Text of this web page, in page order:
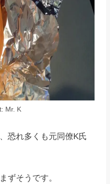
Mr. K
恐れ多くも元同僚K氏
ずそうです。